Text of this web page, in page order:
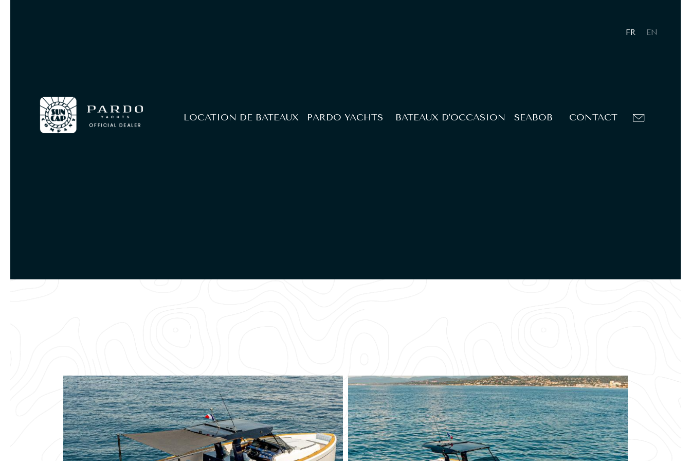
LOCATION DE BATEAUX PARDO YACHTS BATEAUX D'OCCASION SEABOB CONTACT
FR EN